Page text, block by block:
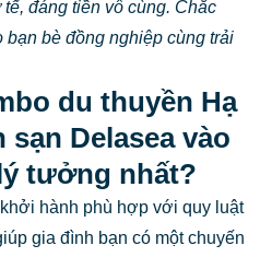
đáng tiền vô cùng. Chắc
bè đồng nghiệp cùng trải
du thuyền Hạ
Delasea vào
tưởng nhất?
hành phù hợp với quy luật
gia đình bạn có một chuyến